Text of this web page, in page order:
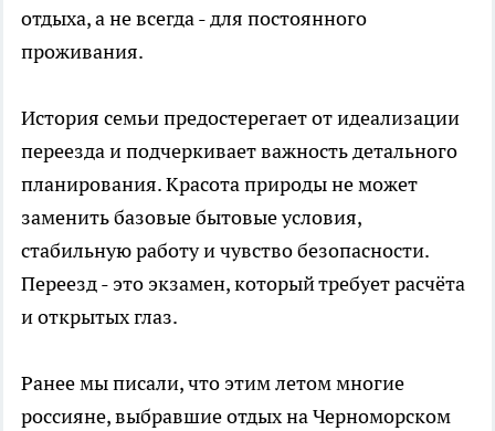
отдыха, а не всегда - для постоянного
проживания.
История семьи предостерегает от идеализации
переезда и подчеркивает важность детального
планирования. Красота природы не может
заменить базовые бытовые условия,
стабильную работу и чувство безопасности.
Переезд - это экзамен, который требует расчёта
и открытых глаз.
Ранее мы писали, что этим летом многие
россияне, выбравшие отдых на Черноморском